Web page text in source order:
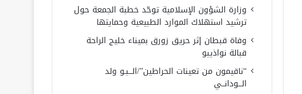
وزارة الشؤون الإسلامية توحّد خطبة الجمعة حول
ترشيد استهلاك الموارد الطبيعية وحمايتها
وفاة قبطان إثر حريق زورق بميناء خليج الراحة
قبالة نواذيبو
“ناقيمون من تعينات الحراطين”/الـــبـو ولد
الـــودانــي